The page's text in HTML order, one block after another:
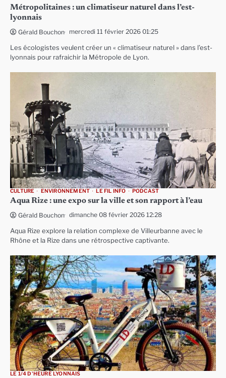
Métropolitaines : un climatiseur naturel dans l’est-
lyonnais
Gérald Bouchon mercredi 11 février 2026 01:25
Les écologistes veulent créer un « climatiseur naturel » dans l’est-
lyonnais pour rafraichir la Métropole de Lyon.
CULTURE ENVIRONNEMENT LE FIL INFO PODCAST
Aqua Rize : une expo sur la ville et son rapport à l’eau
Gérald Bouchon dimanche 08 février 2026 12:28
Aqua Rize explore la relation complexe de Villeurbanne avec le
Rhône et la Rize dans une rétrospective captivante.
LE 1/4 D'HEURE LYONNAIS